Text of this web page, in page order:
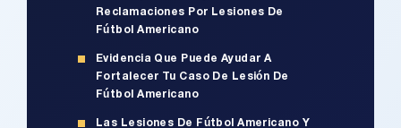
Reclamaciones Por Lesiones De
Fútbol Americano
Evidencia Que Puede Ayudar A
Fortalecer Tu Caso De Lesión De
Fútbol Americano
Las Lesiones De Fútbol Americano Y